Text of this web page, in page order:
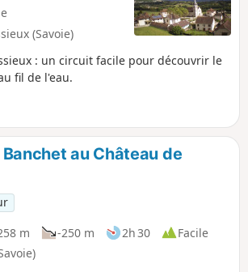
(Savoie)
: un circuit facile pour découvrir le
fil de l'eau.
Banchet au Château de
m -250 m 2h 30
Facile